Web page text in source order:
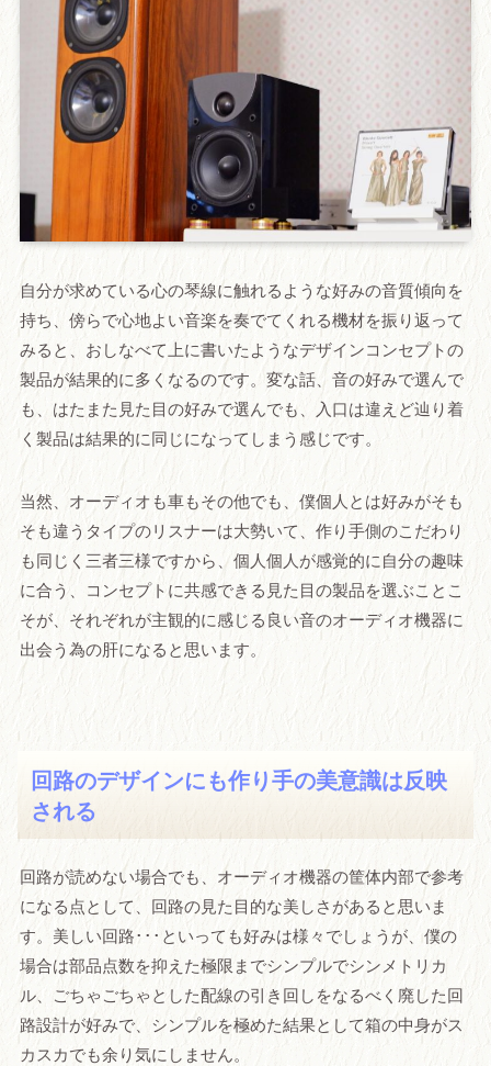
自分が求めている心の琴線に触れるような好みの音質傾向を
持ち、傍らで心地よい音楽を奏でてくれる機材を振り返って
みると、おしなべて上に書いたようなデザインコンセプトの
製品が結果的に多くなるのです。変な話、音の好みで選んで
も、はたまた見た目の好みで選んでも、入口は違えど辿り着
く製品は結果的に同じになってしまう感じです。
当然、オーディオも車もその他でも、僕個人とは好みがそも
そも違うタイプのリスナーは大勢いて、作り手側のこだわり
も同じく三者三様ですから、個人個人が感覚的に自分の趣味
に合う、コンセプトに共感できる見た目の製品を選ぶことこ
そが、それぞれが主観的に感じる良い音のオーディオ機器に
出会う為の肝になると思います。
回路のデザインにも作り手の美意識は反映
される
回路が読めない場合でも、オーディオ機器の筐体内部で参考
になる点として、回路の見た目的な美しさがあると思いま
す。美しい回路･･･といっても好みは様々でしょうが、僕の
場合は部品点数を抑えた極限までシンプルでシンメトリカ
ル、ごちゃごちゃとした配線の引き回しをなるべく廃した回
路設計が好みで、シンプルを極めた結果として箱の中身がス
カスカでも余り気にしません。